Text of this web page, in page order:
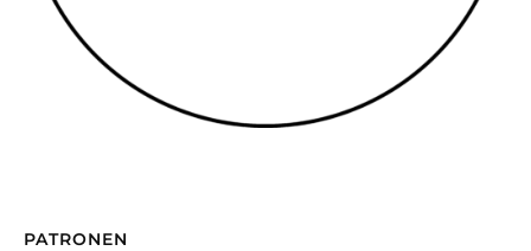
PATRONEN